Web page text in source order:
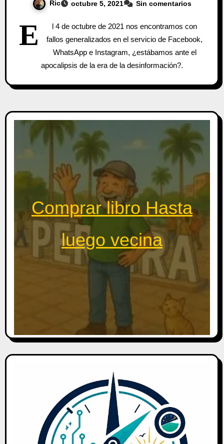
Ric octubre 5, 2021 Sin comentarios
E
l 4 de octubre de 2021 nos encontramos con
fallos generalizados en el servicio de Facebook,
WhatsApp e Instagram, ¿estábamos ante el
apocalipsis de la era de la desinformación?.
Comprar libro Hasta
luego vecina